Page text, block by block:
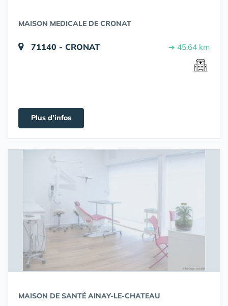
MAISON MEDICALE DE CRONAT
71140 - CRONAT ➔ 45.64 km
Plus d'infos
MAISON DE SANTÉ AINAY-LE-CHATEAU